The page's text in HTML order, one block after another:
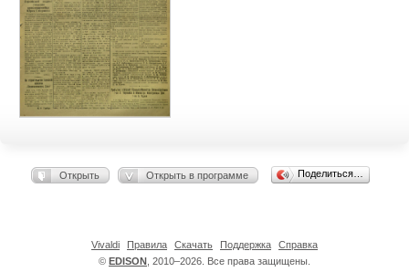
Открыть Открыть в программе Поделиться…
© EDISON , 2010–2026. Все права защищены.
Vivaldi Правила Скачать Поддержка Справка